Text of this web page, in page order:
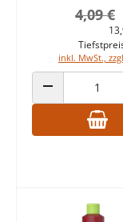
4,09 €
inkl. MwSt.,
ANZAHL